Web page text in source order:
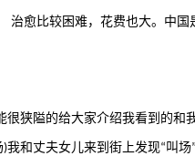
治愈比较困难，花费也大。中
很狭隘的给大家介绍我看到的和
)我和丈夫女儿来到街上发现“叫场